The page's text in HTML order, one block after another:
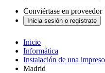
Conviértase en proveedor
Inicia sesión o regístrate
Inicio
Informática
Instalación de una
Madrid